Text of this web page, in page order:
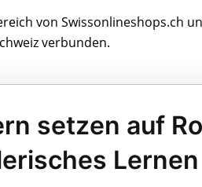
von
verbunden.
setzen auf
Lernen